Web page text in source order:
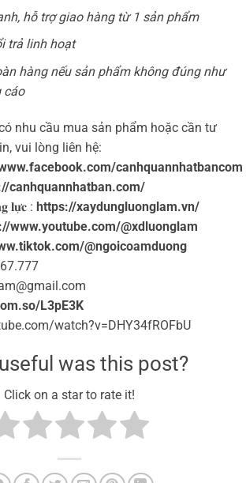
hỗ trợ giao hàng từ 1 sản phẩm
trả linh hoạt
hàng nếu sản phẩm không đúng như
cáo
nhu cầu mua sản phẩm hoặc cần tư
vui lòng liên hệ:
canhquannhatbancom
canhquannhatban.com/
𝐥𝐮̛̣𝐜 : https://xaydungluonglam.vn/
www.youtube.com/@xdluonglam
@ngoicoamduong
L3pE3K
watch?v=DHY34fROFbU
was this post?
Click on a star to rate it!